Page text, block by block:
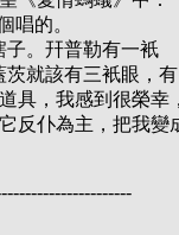
唱的。
子。幵普勒有一衹
茨就該有三衹眼，有
具，我感到很榮幸
反仆為主，把我變